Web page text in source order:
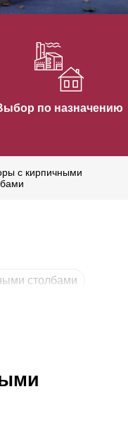
по назначению
с кирпичными
столбами